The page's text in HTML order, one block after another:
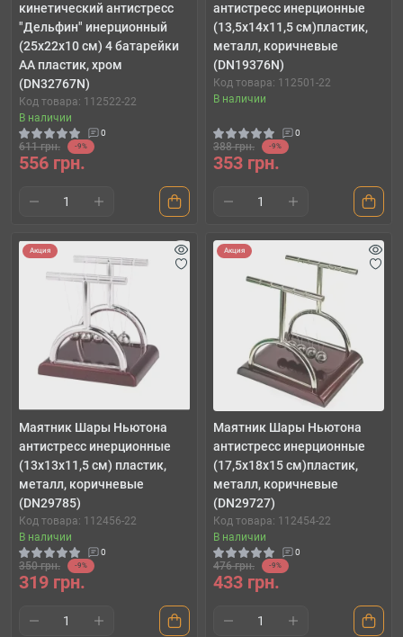
кинетический антистресс
"Дельфин" инерционный
(25х22х10 см) 4 батарейки
АА пластик, хром
(DN32767N)
Код товара: 112522-22
В наличии
0
611 грн. -9%
556 грн.
антистресс инерционные
(13,5х14х11,5 см)пластик,
металл, коричневые
(DN19376N)
Код товара: 112501-22
В наличии
0
388 грн. -9%
353 грн.
Акция
Маятник Шары Ньютона
антистресс инерционные
(13х13х11,5 см) пластик,
металл, коричневые
(DN29785)
Код товара: 112456-22
В наличии
0
350 грн. -9%
319 грн.
Акция
Маятник Шары Ньютона
антистресс инерционные
(17,5х18х15 см)пластик,
металл, коричневые
(DN29727)
Код товара: 112454-22
В наличии
0
476 грн. -9%
433 грн.